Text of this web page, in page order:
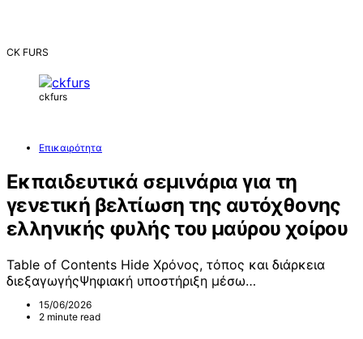
CK FURS
ckfurs
Επικαιρότητα
Εκπαιδευτικά σεμινάρια για τη
γενετική βελτίωση της αυτόχθονης
ελληνικής φυλής του μαύρου χοίρου
Table of Contents Hide Χρόνος, τόπος και διάρκεια
διεξαγωγήςΨηφιακή υποστήριξη μέσω…
15/06/2026
2 minute read